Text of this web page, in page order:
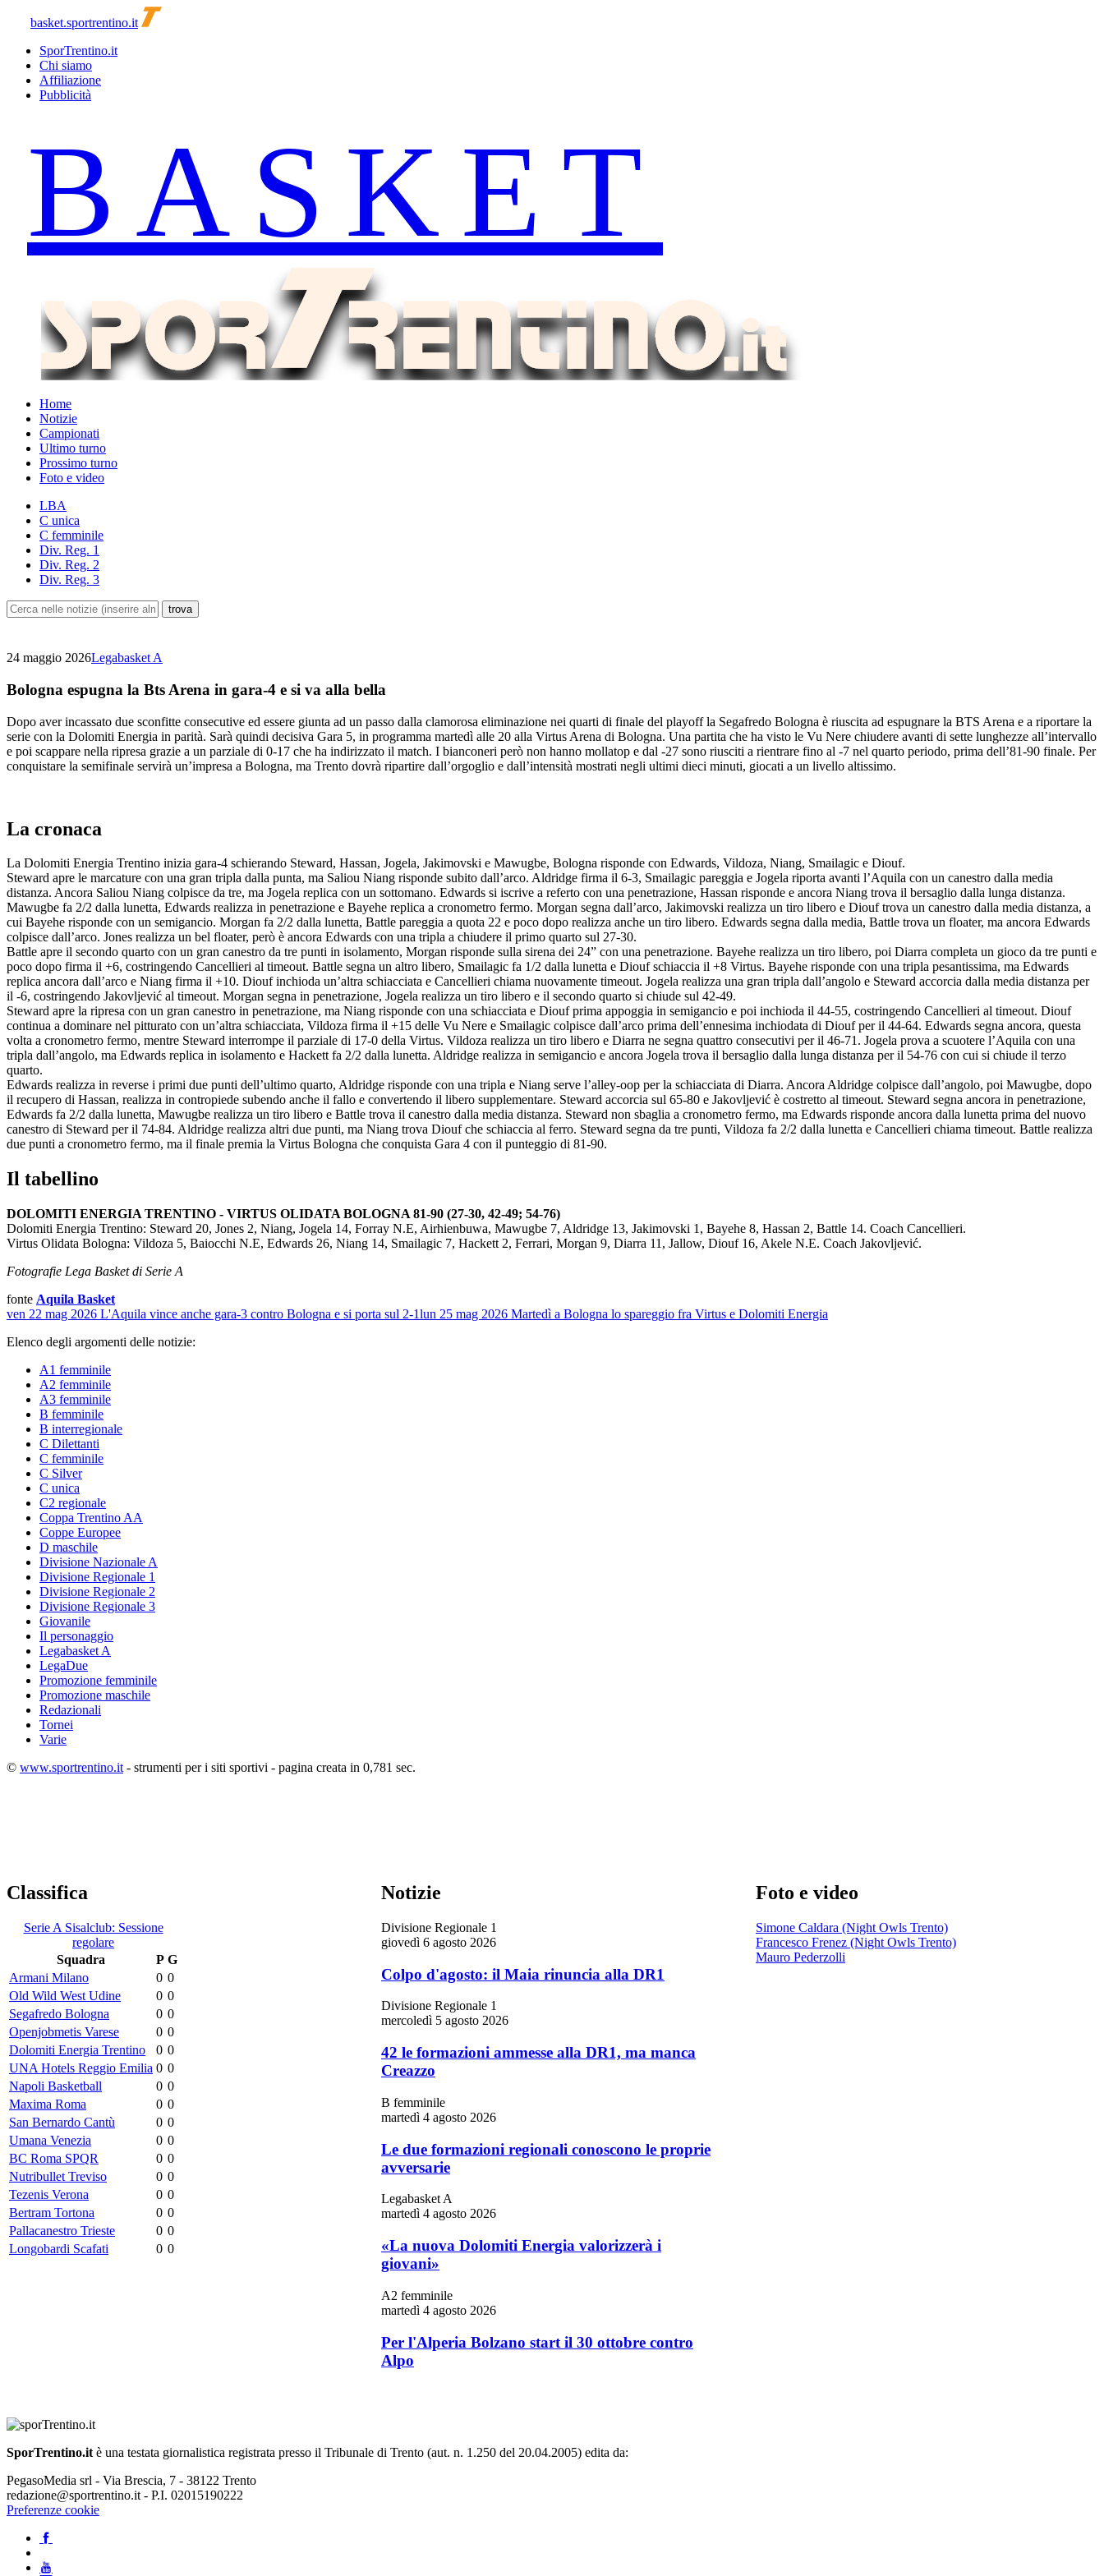
basket.sportrentino.it
SporTrentino.it
Chi siamo
Affiliazione
Pubblicità
Home
Notizie
Campionati
Ultimo turno
Prossimo turno
Foto e video
LBA
C unica
C femminile
Div. Reg. 1
Div. Reg. 2
Div. Reg. 3
24 maggio 2026Legabasket A
Bologna espugna la Bts Arena in gara-4 e si va alla bella
Dopo aver incassato due sconfitte consecutive ed essere giunta ad un passo dalla clamorosa eliminazione nei quarti di finale del playoff la Segafredo Bologna è riuscita ad espugnare la BTS Arena e a riportare la
serie con la Dolomiti Energia in parità. Sarà quindi decisiva Gara 5, in programma martedì alle 20 alla Virtus Arena di Bologna. Una partita che ha visto le Vu Nere chiudere avanti di sette lunghezze all’intervallo
e poi scappare nella ripresa grazie a un parziale di 0-17 che ha indirizzato il match. I bianconeri però non hanno mollatop e dal -27 sono riusciti a rientrare fino al -7 nel quarto periodo, prima dell’81-90 finale. Per
conquistare la semifinale servirà un’impresa a Bologna, ma Trento dovrà ripartire dall’orgoglio e dall’intensità mostrati negli ultimi dieci minuti, giocati a un livello altissimo.
La cronaca
La Dolomiti Energia Trentino inizia gara-4 schierando Steward, Hassan, Jogela, Jakimovski e Mawugbe, Bologna risponde con Edwards, Vildoza, Niang, Smailagic e Diouf.
Steward apre le marcature con una gran tripla dalla punta, ma Saliou Niang risponde subito dall’arco. Aldridge firma il 6-3, Smailagic pareggia e Jogela riporta avanti l’Aquila con un canestro dalla media
distanza. Ancora Saliou Niang colpisce da tre, ma Jogela replica con un sottomano. Edwards si iscrive a referto con una penetrazione, Hassan risponde e ancora Niang trova il bersaglio dalla lunga distanza.
Mawugbe fa 2/2 dalla lunetta, Edwards realizza in penetrazione e Bayehe replica a cronometro fermo. Morgan segna dall’arco, Jakimovski realizza un tiro libero e Diouf trova un canestro dalla media distanza, a
cui Bayehe risponde con un semigancio. Morgan fa 2/2 dalla lunetta, Battle pareggia a quota 22 e poco dopo realizza anche un tiro libero. Edwards segna dalla media, Battle trova un floater, ma ancora Edwards
colpisce dall’arco. Jones realizza un bel floater, però è ancora Edwards con una tripla a chiudere il primo quarto sul 27-30.
Battle apre il secondo quarto con un gran canestro da tre punti in isolamento, Morgan risponde sulla sirena dei 24” con una penetrazione. Bayehe realizza un tiro libero, poi Diarra completa un gioco da tre punti e
poco dopo firma il +6, costringendo Cancellieri al timeout. Battle segna un altro libero, Smailagic fa 1/2 dalla lunetta e Diouf schiaccia il +8 Virtus. Bayehe risponde con una tripla pesantissima, ma Edwards
replica ancora dall’arco e Niang firma il +10. Diouf inchioda un’altra schiacciata e Cancellieri chiama nuovamente timeout. Jogela realizza una gran tripla dall’angolo e Steward accorcia dalla media distanza per
il -6, costringendo Jakovljević al timeout. Morgan segna in penetrazione, Jogela realizza un tiro libero e il secondo quarto si chiude sul 42-49.
Steward apre la ripresa con un gran canestro in penetrazione, ma Niang risponde con una schiacciata e Diouf prima appoggia in semigancio e poi inchioda il 44-55, costringendo Cancellieri al timeout. Diouf
continua a dominare nel pitturato con un’altra schiacciata, Vildoza firma il +15 delle Vu Nere e Smailagic colpisce dall’arco prima dell’ennesima inchiodata di Diouf per il 44-64. Edwards segna ancora, questa
volta a cronometro fermo, mentre Steward interrompe il parziale di 17-0 della Virtus. Vildoza realizza un tiro libero e Diarra ne segna quattro consecutivi per il 46-71. Jogela prova a scuotere l’Aquila con una
tripla dall’angolo, ma Edwards replica in isolamento e Hackett fa 2/2 dalla lunetta. Aldridge realizza in semigancio e ancora Jogela trova il bersaglio dalla lunga distanza per il 54-76 con cui si chiude il terzo
quarto.
Edwards realizza in reverse i primi due punti dell’ultimo quarto, Aldridge risponde con una tripla e Niang serve l’alley-oop per la schiacciata di Diarra. Ancora Aldridge colpisce dall’angolo, poi Mawugbe, dopo
il recupero di Hassan, realizza in contropiede subendo anche il fallo e convertendo il libero supplementare. Steward accorcia sul 65-80 e Jakovljević è costretto al timeout. Steward segna ancora in penetrazione,
Edwards fa 2/2 dalla lunetta, Mawugbe realizza un tiro libero e Battle trova il canestro dalla media distanza. Steward non sbaglia a cronometro fermo, ma Edwards risponde ancora dalla lunetta prima del nuovo
canestro di Steward per il 74-84. Aldridge realizza altri due punti, ma Niang trova Diouf che schiaccia al ferro. Steward segna da tre punti, Vildoza fa 2/2 dalla lunetta e Cancellieri chiama timeout. Battle realizza
due punti a cronometro fermo, ma il finale premia la Virtus Bologna che conquista Gara 4 con il punteggio di 81-90.
Il tabellino
DOLOMITI ENERGIA TRENTINO - VIRTUS OLIDATA BOLOGNA 81-90 (27-30, 42-49; 54-76)
Dolomiti Energia Trentino: Steward 20, Jones 2, Niang, Jogela 14, Forray N.E, Airhienbuwa, Mawugbe 7, Aldridge 13, Jakimovski 1, Bayehe 8, Hassan 2, Battle 14. Coach Cancellieri.
Virtus Olidata Bologna: Vildoza 5, Baiocchi N.E, Edwards 26, Niang 14, Smailagic 7, Hackett 2, Ferrari, Morgan 9, Diarra 11, Jallow, Diouf 16, Akele N.E. Coach Jakovljević.
Fotografie Lega Basket di Serie A
fonte Aquila Basket
ven 22 mag 2026 L'Aquila vince anche gara-3 contro Bologna e si porta sul 2-1lun 25 mag 2026 Martedì a Bologna lo spareggio fra Virtus e Dolomiti Energia
Elenco degli argomenti delle notizie:
A1 femminile
A2 femminile
A3 femminile
B femminile
B interregionale
C Dilettanti
C femminile
C Silver
C unica
C2 regionale
Coppa Trentino AA
Coppe Europee
D maschile
Divisione Nazionale A
Divisione Regionale 1
Divisione Regionale 2
Divisione Regionale 3
Giovanile
Il personaggio
Legabasket A
LegaDue
Promozione femminile
Promozione maschile
Redazionali
Tornei
Varie
© www.sportrentino.it - strumenti per i siti sportivi - pagina creata in 0,781 sec.
Classifica
Serie A Sisalclub: Sessione
regolare
Squadra
P G
Armani Milano
0 0
Old Wild West Udine
0 0
Segafredo Bologna
0 0
Openjobmetis Varese
0 0
Dolomiti Energia Trentino
0 0
UNA Hotels Reggio Emilia 0 0
Napoli Basketball
0 0
Maxima Roma
0 0
San Bernardo Cantù
0 0
Umana Venezia
0 0
BC Roma SPQR
0 0
Nutribullet Treviso
0 0
Tezenis Verona
0 0
Bertram Tortona
0 0
Pallacanestro Trieste
0 0
Longobardi Scafati
0 0
Notizie
Divisione Regionale 1
giovedì 6 agosto 2026
Colpo d'agosto: il Maia rinuncia alla DR1
Divisione Regionale 1
mercoledì 5 agosto 2026
42 le formazioni ammesse alla DR1, ma manca
Creazzo
B femminile
martedì 4 agosto 2026
Le due formazioni regionali conoscono le proprie
avversarie
Legabasket A
martedì 4 agosto 2026
«La nuova Dolomiti Energia valorizzerà i
giovani»
A2 femminile
martedì 4 agosto 2026
Per l'Alperia Bolzano start il 30 ottobre contro
Alpo
Foto e video
Simone Caldara (Night Owls Trento)
Francesco Frenez (Night Owls Trento)
Mauro Pederzolli
SporTrentino.it è una testata giornalistica registrata presso il Tribunale di Trento (aut. n. 1.250 del 20.04.2005) edita da:
PegasoMedia srl - Via Brescia, 7 - 38122 Trento
redazione@sportrentino.it - P.I. 02015190222
Preferenze cookie